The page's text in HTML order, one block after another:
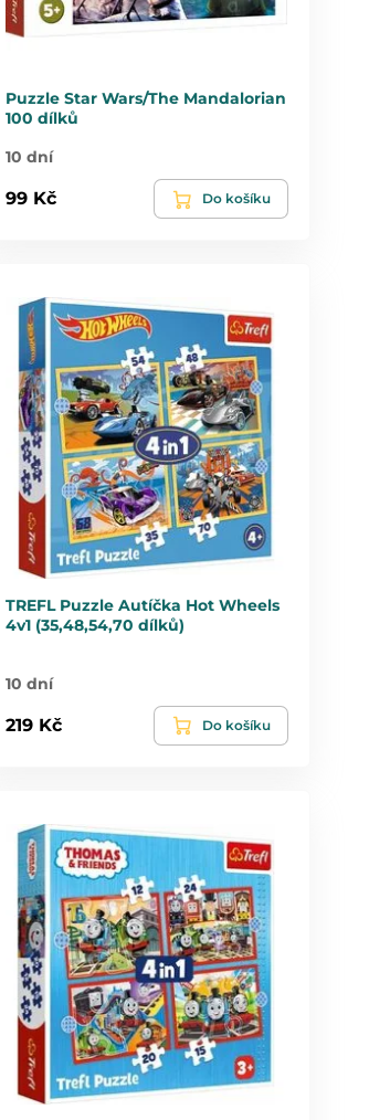
Puzzle Star Wars/The Mandalorian
100 dílků
10 dní
99 Kč Do košíku
TREFL Puzzle Autíčka Hot Wheels
4v1 (35,48,54,70 dílků)
10 dní
219 Kč Do košíku